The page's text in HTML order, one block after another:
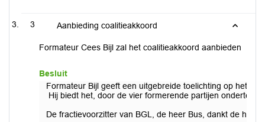
3 Aanbieding coalitieakkoord
Formateur Cees Bijl zal het coalitieakkoord aanbieden
Besluit
Formateur Bijl geeft een uitgebreide toelichting op het
Hij biedt het, door de vier formerende partijen
De fractievoorzitter van BGL, de heer Bus, dankt de heer